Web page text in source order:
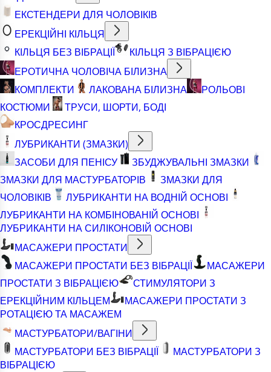
ЕКСТЕНДЕРИ ДЛЯ ЧОЛОВІКІВ
ЕРЕКЦІЙНІ КІЛЬЦЯ
КІЛЬЦЯ БЕЗ ВІБРАЦІЇ
КІЛЬЦЯ З ВІБРАЦІЄЮ
ЕРОТИЧНА ЧОЛОВІЧА БІЛИЗНА
КОМПЛЕКТИ
ЛАКОВАНА БІЛИЗНА
РОЛЬОВІ
КОСТЮМИ
ТРУСИ, ШОРТИ, БОДІ
КРОСДРЕСИНГ
ЛУБРИКАНТИ (ЗМАЗКИ)
ЗАСОБИ ДЛЯ ПЕНІСУ
ЗБУДЖУВАЛЬНІ ЗМАЗКИ
ЗМАЗКИ ДЛЯ МАСТУРБАТОРІВ
ЗМАЗКИ ДЛЯ
ЧОЛОВІКІВ
ЛУБРИКАНТИ НА ВОДНІЙ ОСНОВІ
ЛУБРИКАНТИ НА КОМБІНОВАНІЙ ОСНОВІ
ЛУБРИКАНТИ НА СИЛІКОНОВІЙ ОСНОВІ
МАСАЖЕРИ ПРОСТАТИ
МАСАЖЕРИ ПРОСТАТИ БЕЗ ВІБРАЦІЇ
МАСАЖЕРИ
ПРОСТАТИ З ВІБРАЦІЄЮ
СТИМУЛЯТОРИ З
ЕРЕКЦІЙНИМ КІЛЬЦЕМ
МАСАЖЕРИ ПРОСТАТИ З
РОТАЦІЄЮ ТА МАСАЖЕМ
МАСТУРБАТОРИ/ВАГІНИ
МАСТУРБАТОРИ БЕЗ ВІБРАЦІЇ
МАСТУРБАТОРИ З
ВІБРАЦІЄЮ